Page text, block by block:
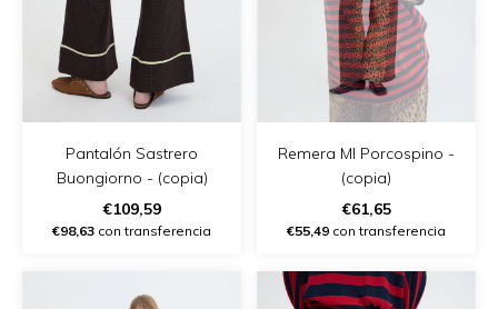
Pantalón Sastrero
Buongiorno - (copia)
€109,59
€98,63 con transferencia
Remera Ml Porcospino -
(copia)
€61,65
€55,49 con transferencia